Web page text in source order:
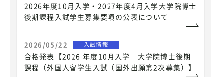
2026年度10月入学・2027年度4月入学大学院博士
後期課程入試学生募集要項の公表について
2026/05/22 入試情報
合格発表【2026 年度10月入学 大学院博士後期
課程（外国人留学生入試（国外出願第2次募集）】